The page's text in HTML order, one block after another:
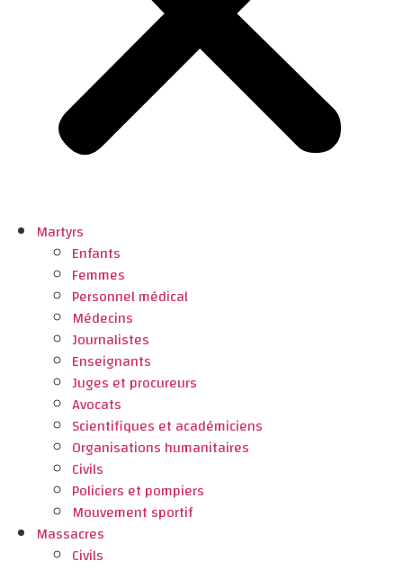
Martyrs
Enfants
Femmes
Personnel médical
Médecins
Journalistes
Enseignants
Juges et procureurs
Avocats
Scientifiques et académiciens
Organisations humanitaires
Civils
Policiers et pompiers
Mouvement sportif
Massacres
Civils